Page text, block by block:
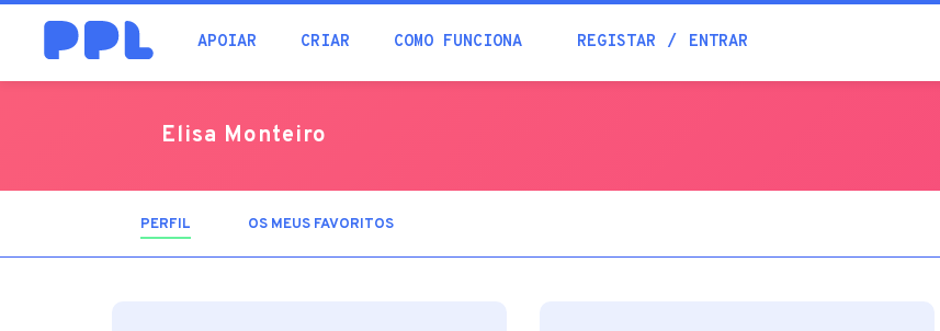
APOIAR CRIAR COMO FUNCIONA REGISTAR ENTRAR
procura
Elisa Monteiro
PERFIL (SEPARADOROS MEUS FAVORITOS